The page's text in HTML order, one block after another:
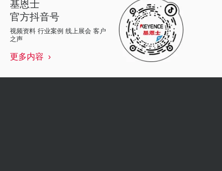
基恩士
官方抖音号
视频资料 行业案例 线上展会 客户
之声
更多内容